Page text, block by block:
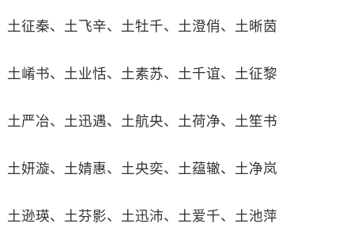
土征秦、土飞辛、土牡千、土澄俏、土晰茵
土崤书、土业恬、土素苏、土千谊、土征黎
土严冶、土迅遇、土航央、土荷净、土笙书
土妍漩、土婧惠、土央奕、土蕴辙、土净岚
土逊瑛、土芬影、土迅沛、土爱千、土池萍